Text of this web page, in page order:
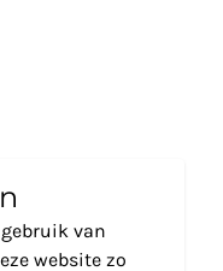
van
website zo